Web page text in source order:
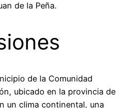
de la Peña.
de la Comunidad
ubicado en la provincia de
un clima continental, una